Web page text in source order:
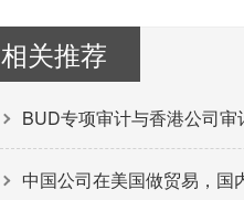
相关推荐
BUD专项审计与香港公司审
中国公司在美国做贸易，国